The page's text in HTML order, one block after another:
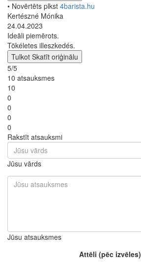
• Novērtēts plkst 4barista.hu
Kertészné Mónika
24.04.2023
Ideāli piemērots.
Tökéletes illeszkedés.
Tulkot Skatīt oriģinālu
5/5
10 atsauksmes
10
0
0
0
0
Rakstīt atsauksmi
Jūsu vārds
Jūsu atsauksmes
Attēli (pēc izvēles)